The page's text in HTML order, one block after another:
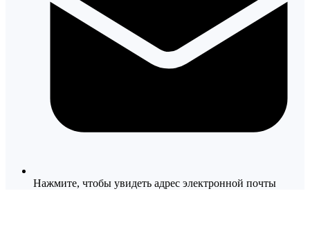
Нажмите, чтобы увидеть адрес электронной почты